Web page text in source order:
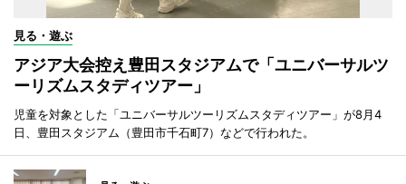
見る・遊ぶ
アジア大会控え豊田スタジアムで「ユニバーサルツ
ーリズムスタディツアー」
児童を対象とした「ユニバーサルツーリズムスタディツアー」が8月4
日、豊田スタジアム（豊田市千石町7）などで行われた。